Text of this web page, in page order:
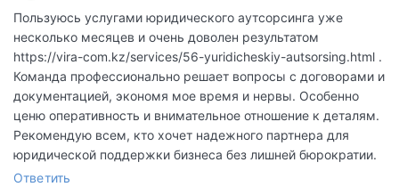
Пользуюсь услугами юридического аутсорсинга уже
несколько месяцев и очень доволен результатом
https://vira-com.kz/services/56-yuridicheskiy-autsorsing.html .
Команда профессионально решает вопросы с договорами и
документацией, экономя мое время и нервы. Особенно
ценю оперативность и внимательное отношение к деталям.
Рекомендую всем, кто хочет надежного партнера для
юридической поддержки бизнеса без лишней бюрократии.
Ответить